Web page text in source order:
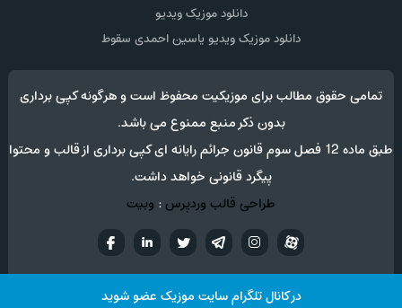
دانلود موزیک ویدیو
دانلود موزیک ویدیو یاسین احمدی سقوط
تمامی حقوق مطالب برای موزیکیت محفوظ است و هرگونه کپی برداری
بدون ذکر منبع ممنوع می باشد.
طبق ماده 12 فصل سوم قانون جرائم رایانه ای کپی برداری از قالب و محتوا
پیگرد قانونی خواهد داشت.
طراحی قالب وردپرس: وبیت
تويترتلگراماینستاگرام آپارات
در کانال تلگرام سایت موزیک عضو شوید